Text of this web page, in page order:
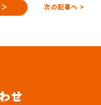
次の記事へ >
せ